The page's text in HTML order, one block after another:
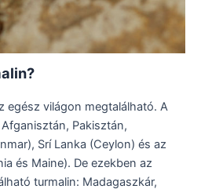
egész világon megtalálható. A
Pakisztán,
Srí Lanka (Ceylon) és az
és Maine). De ezekben az
turmalin: Madagaszkár,